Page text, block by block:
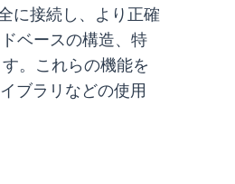
に接続し、より正確
ベースの構造、特
。これらの機能を
ブラリなどの使用